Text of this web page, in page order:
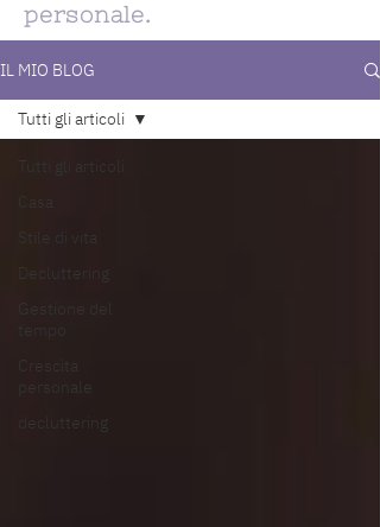
personale.
IL MIO BLOG
Tutti gli articoli
Casa
Stile di vita
Decluttering
Gestione del
Crescita
personale
decluttering
Tutti gli articoli